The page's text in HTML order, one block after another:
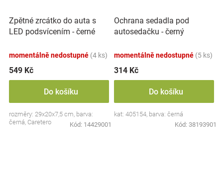
Zpětné zrcátko do auta s
LED podsvícením - černé
momentálně nedostupné (4 ks)
549 Kč
Do košíku
rozměry: 29x20x7,5 cm, barva:
černá, Caretero
Kód: 14429001
Ochrana sedadla pod
autosedačku - černý
momentálně nedostupné (5 ks)
314 Kč
Do košíku
kat: 405154, barva: černá
Kód: 38193901